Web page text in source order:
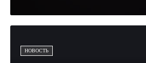
НОВОСТЬ